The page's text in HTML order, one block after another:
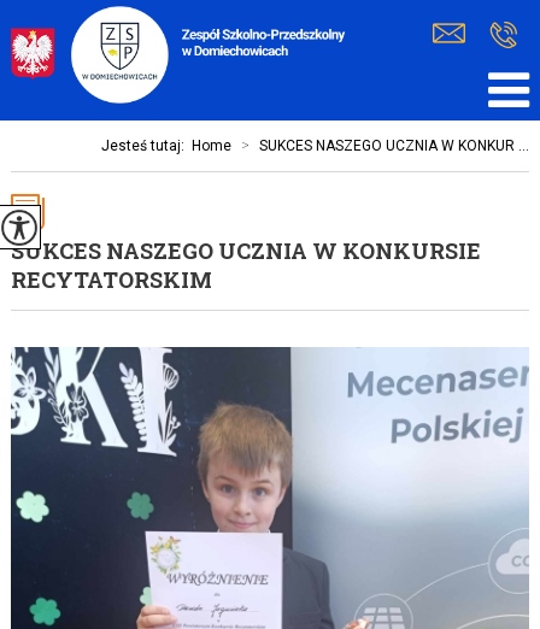
Jesteś tutaj: Home > SUKCES NASZEGO UCZNIA W KONKUR ...
SUKCES NASZEGO UCZNIA W KONKURSIE
RECYTATORSKIM